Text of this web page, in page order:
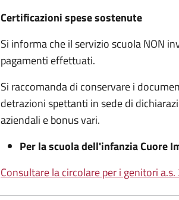
Certificazioni spese sostenute
Si informa che il servizio scuola NON
pagamenti effettuati.
Si raccomanda di conservare i
detrazioni spettanti in sede di
aziendali e bonus vari.
Per la scuola dell'infanzia Cuore
Consultare la circolare per i genitori